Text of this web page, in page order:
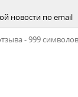
новости по email